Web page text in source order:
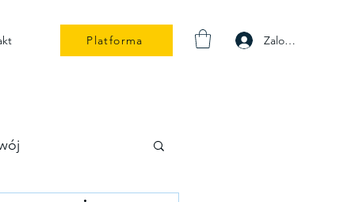
Platforma Zaloguj się